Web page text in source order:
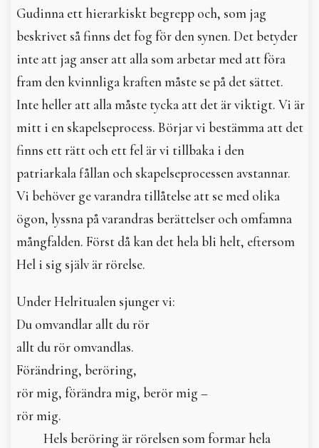
Gudinna ett hierarkiskt begrepp och, som jag
beskrivet så finns det fog för den synen. Det betyder
inte att jag anser att alla som arbetar med att föra
fram den kvinnliga kraften måste se på det sättet.
Inte heller att alla måste tycka att det är viktigt. Vi är
mitt i en skapelseprocess. Börjar vi bestämma att det
finns ett rätt och ett fel är vi tillbaka i den
patriarkala fållan och skapelseprocessen avstannar.
Vi behöver ge varandra tillåtelse att se med olika
ögon, lyssna på varandras berättelser och omfamna
mångfalden. Först då kan det hela bli helt, eftersom
Hel i sig själv är rörelse.
Under Helritualen sjunger vi:
Du omvandlar allt du rör
allt du rör omvandlas.
Förändring, beröring,
rör mig, förändra mig, berör mig –
rör mig.
Hels beröring är rörelsen som formar hela